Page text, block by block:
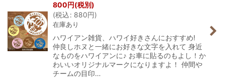
800円(税別)
(税込: 880円)
在庫あり
ハワイアン雑貨、ハワイ好きさんにおすすめ!
仲良しホヌと一緒にお好きな文字を入れて 身近
なものをハワイアンに♪ お車に貼るのもよし！か
わいいオリジナルマークになりますよ！ 仲間や
チームの目印…